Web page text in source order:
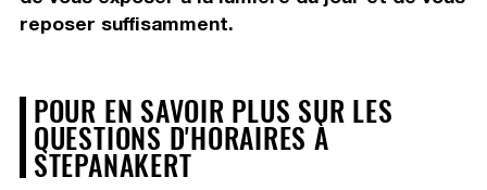
reposer suffisamment.
POUR EN SAVOIR PLUS SUR LES
QUESTIONS D'HORAIRES À
STEPANAKERT